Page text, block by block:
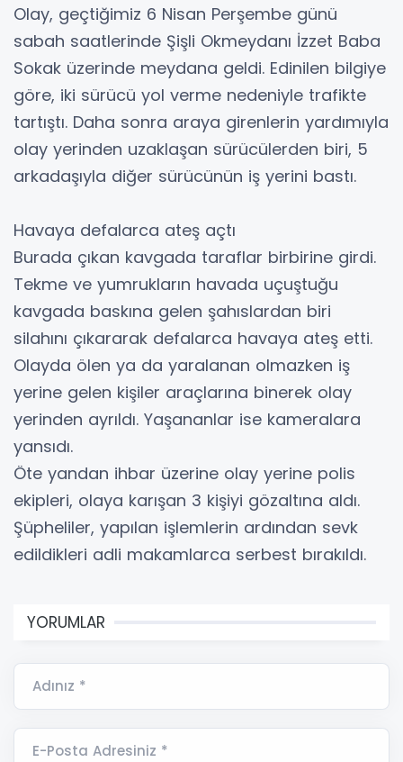
Olay, geçtiğimiz 6 Nisan Perşembe günü
sabah saatlerinde Şişli Okmeydanı İzzet Baba
Sokak üzerinde meydana geldi. Edinilen bilgiye
göre, iki sürücü yol verme nedeniyle trafikte
tartıştı. Daha sonra araya girenlerin yardımıyla
olay yerinden uzaklaşan sürücülerden biri, 5
arkadaşıyla diğer sürücünün iş yerini bastı.
Havaya defalarca ateş açtı
Burada çıkan kavgada taraflar birbirine girdi.
Tekme ve yumrukların havada uçuştuğu
kavgada baskına gelen şahıslardan biri
silahını çıkararak defalarca havaya ateş etti.
Olayda ölen ya da yaralanan olmazken iş
yerine gelen kişiler araçlarına binerek olay
yerinden ayrıldı. Yaşananlar ise kameralara
yansıdı.
Öte yandan ihbar üzerine olay yerine polis
ekipleri, olaya karışan 3 kişiyi gözaltına aldı.
Şüpheliler, yapılan işlemlerin ardından sevk
edildikleri adli makamlarca serbest bırakıldı.
YORUMLAR
Adınız *
E-Posta Adresiniz *